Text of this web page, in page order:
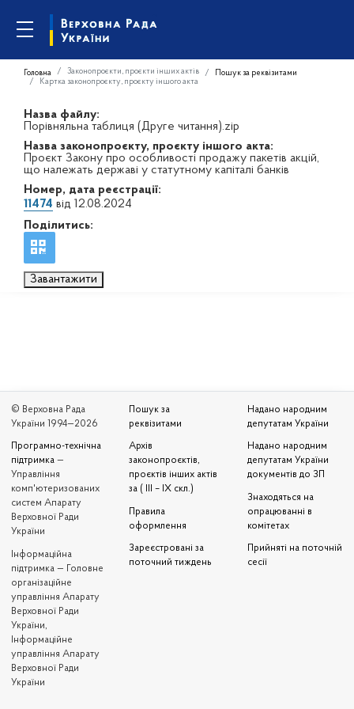
Головна Законопроєкти, проєкти інших актів
Пошук за реквізитами
Картка законопроєкту, проєкту іншого акта
Назва файлу:
Порівняльна таблиця (Друге читання).zip
Назва законопроєкту, проєкту іншого акта:
Проєкт Закону про особливості продажу пакетів акцій,
що належать державі у статутному капіталі банків
Номер, дата реєстрації:
11474 від 12.08.2024
Поділитись:
Завантажити
© Верховна Рада
України 1994—2026
Програмно-технічна
підтримка —
Управління
комп'ютеризованих
систем Апарату
Верховної Ради
України
Iнформаційна
підтримка — Головне
організаційне
управління Апарату
Верховної Ради
України,
Інформаційне
управління Апарату
Верховної Ради
України
Пошук за
реквізитами
Архів
законопроєктів,
проєктів інших актів
за ( III – IX скл.)
Правила
оформлення
Зареєстровані за
поточний тиждень
Надано народним
депутатам України
Надано народним
депутатам України
документів до ЗП
Знаходяться на
опрацюванні в
комітетах
Прийняті на поточній
сесії